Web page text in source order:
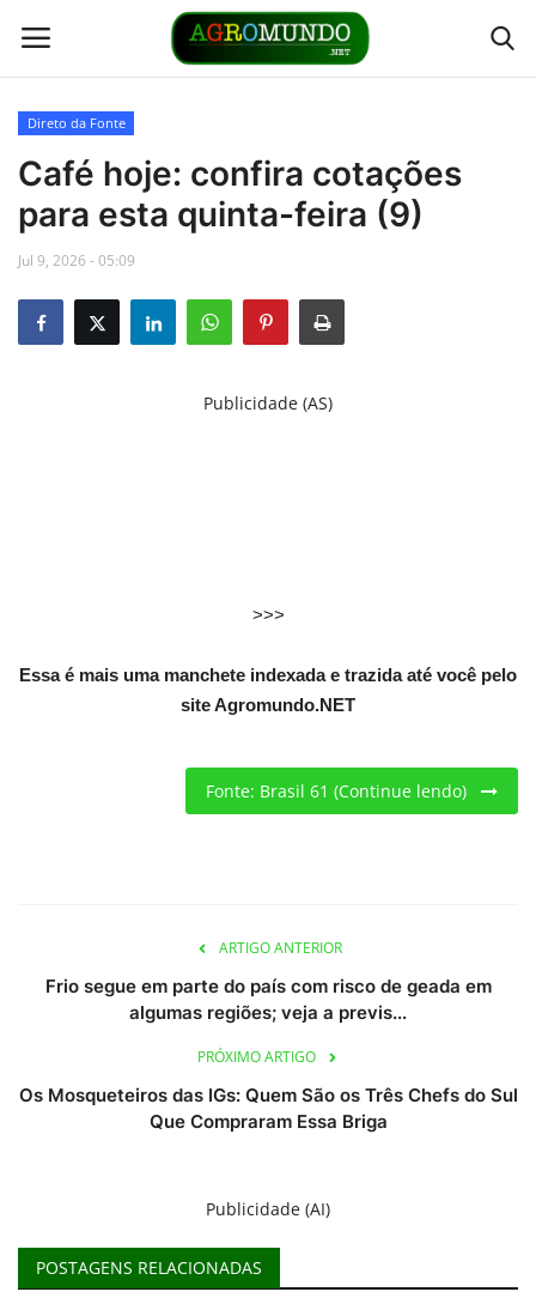
Home
Contato
Direto da Fonte
Direto da Fonte
Café hoje: confira cotações
para esta quinta-feira (9)
Jul 9, 2026 - 05:09
Publicidade (AS)
>>>
Essa é mais uma manchete indexada e trazida até você pelo
site Agromundo.NET
Fonte: Brasil 61 (Continue lendo)
ARTIGO ANTERIOR
Frio segue em parte do país com risco de geada em
algumas regiões; veja a previs...
PRÓXIMO ARTIGO
Os Mosqueteiros das IGs: Quem São os Três Chefs do Sul
Que Compraram Essa Briga
Publicidade (AI)
POSTAGENS RELACIONADAS